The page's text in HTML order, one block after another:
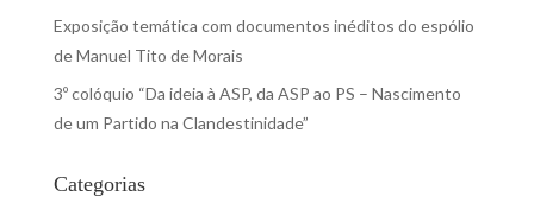
Exposição temática com documentos inéditos do espólio
de Manuel Tito de Morais
3º colóquio “Da ideia à ASP, da ASP ao PS – Nascimento
de um Partido na Clandestinidade”
Categorias